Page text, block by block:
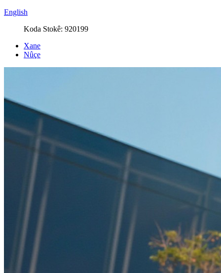
English
Koda Stokê: 920199
Xane
Nûçe